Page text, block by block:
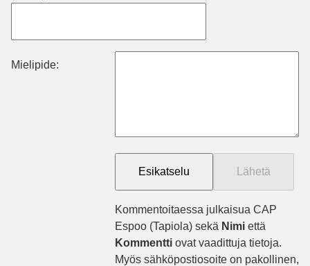
Mielipide:
Kommentoitaessa julkaisua CAP
Espoo (Tapiola) sekä Nimi että
Kommentti ovat vaadittuja tietoja.
Myös sähköpostiosoite on pakollinen,